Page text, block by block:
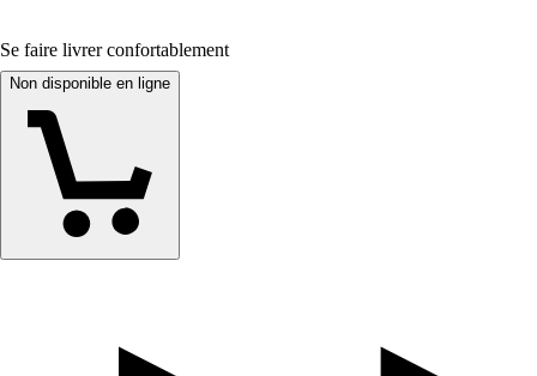
Se faire livrer confortablement
Non disponible en ligne